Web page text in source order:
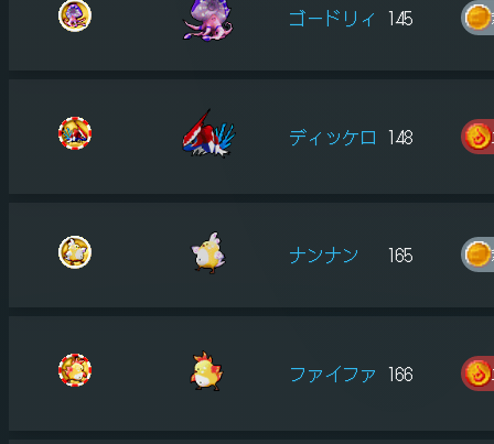
ゴードリィ 145
ディッケロ 148
ナンナン 165
ファイファ 166